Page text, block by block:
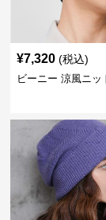
¥7,320 (税込)
ビーニー 涼風ニッ